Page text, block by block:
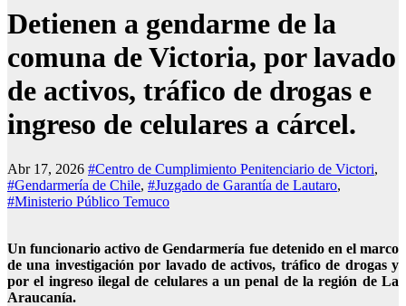
Detienen a gendarme de la
comuna de Victoria, por lavado
de activos, tráfico de drogas e
ingreso de celulares a cárcel.
Abr 17, 2026 #Centro de Cumplimiento Penitenciario de Victori,
#Gendarmería de Chile, #Juzgado de Garantía de Lautaro,
#Ministerio Público Temuco
Un funcionario activo de Gendarmería fue detenido en el marco
de una investigación por lavado de activos, tráfico de drogas y
por el ingreso ilegal de celulares a un penal de la región de La
Araucanía.